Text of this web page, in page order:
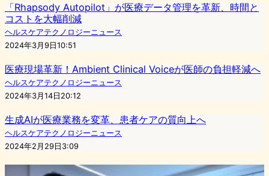
「Rhapsody Autopilot」が医療データ管理を革新、時間と
コストを大幅削減
ヘルスケアテクノロジーニュース
2024年3月9日10:51
医療現場革新！Ambient Clinical Voiceが医師の負担軽減へ
ヘルスケアテクノロジーニュース
2024年3月14日20:12
生成AIが医療業務を変革、患者ケアの質向上へ
ヘルスケアテクノロジーニュース
2024年2月29日3:09